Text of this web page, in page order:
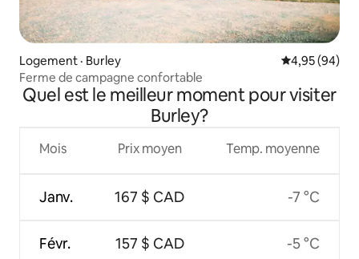
Logement · Burley Note
4,95 (94)
Ferme de campagne confortable
Quel est le meilleur moment pour visiter
Burley?
Mois
Janv.
Févr.
Prix moyen
167 $ CAD
157 $ CAD
Temp. moyenne
-7 °C
-5 °C